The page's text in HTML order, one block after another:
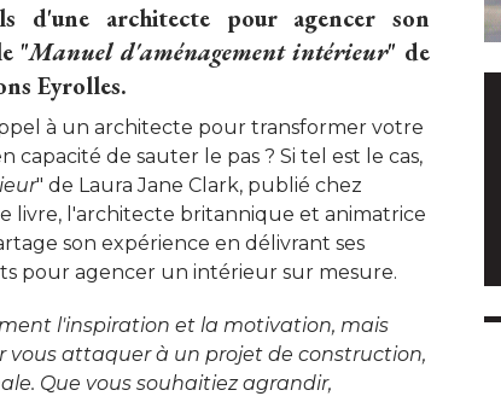
d'une architecte pour agencer son
"Manuel d'aménagement intérieur" de
Eyrolles.
à un architecte pour transformer votre
capacité de sauter le pas ? Si tel est le cas,
" de Laura Jane Clark, publié chez
livre, l'architecte britannique et animatrice
son expérience en délivrant ses
pour agencer un intérieur sur mesure.
l'inspiration et la motivation, mais
vous attaquer à un projet de construction,
Que vous souhaitiez agrandir,